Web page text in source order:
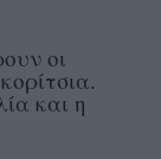
οι
και η